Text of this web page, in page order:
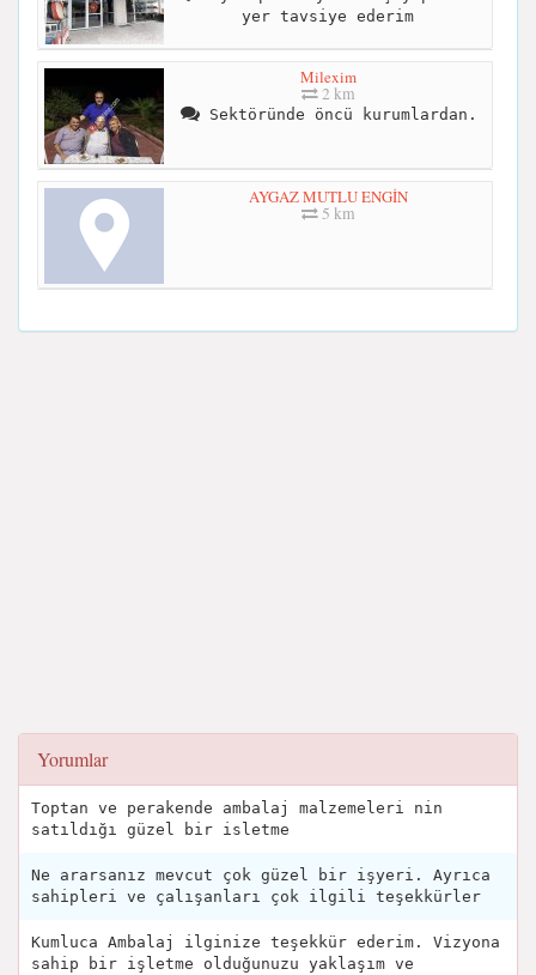
yer tavsiye ederim
Milexim
2 km
Sektöründe öncü kurumlardan.
AYGAZ MUTLU ENGİN
5 km
Yorumlar
Toptan ve perakende ambalaj malzemeleri nin
satıldığı güzel bir isletme
Ne ararsanız mevcut çok güzel bir işyeri. Ayrıca
sahipleri ve çalışanları çok ilgili teşekkürler
Kumluca Ambalaj ilginize teşekkür ederim. Vizyona
sahip bir işletme olduğunuzu yaklaşım ve